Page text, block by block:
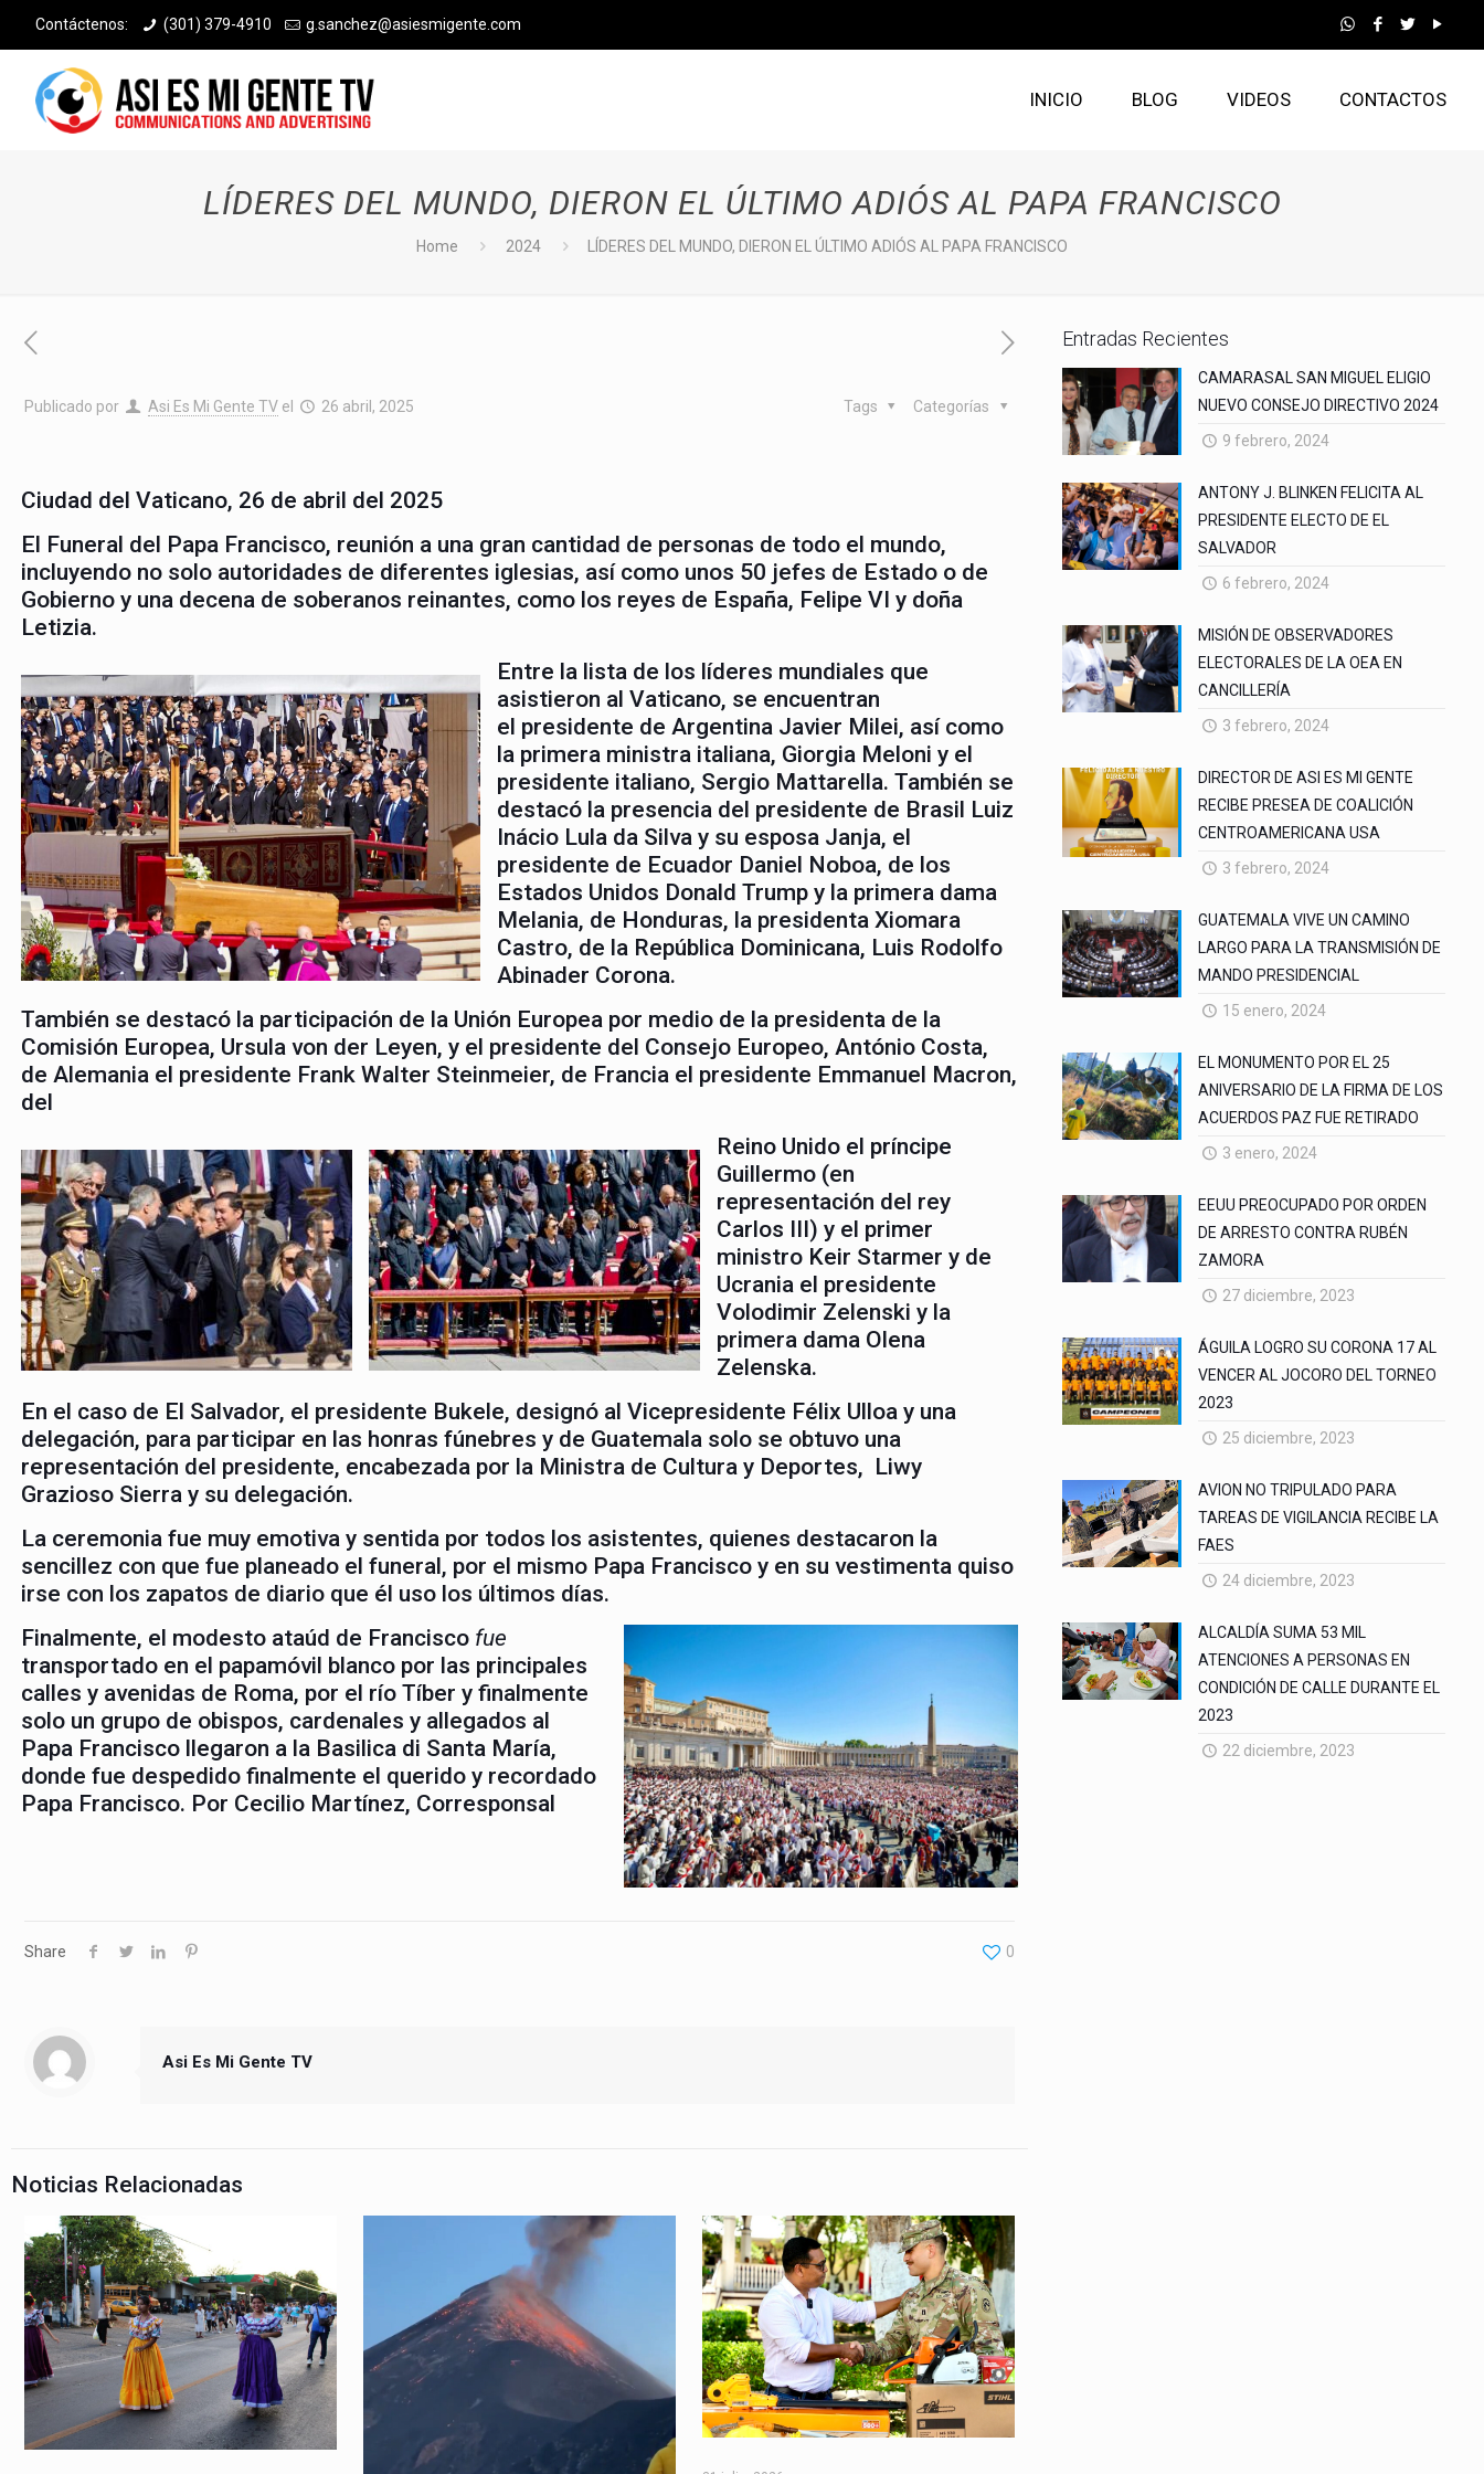
Contáctenos: (301) 379-4910 g.sanchez@asiesmigente.com
INICIO BLOG VIDEOS CONTACTOS
LÍDERES DEL MUNDO, DIERON EL ÚLTIMO ADIÓS AL PAPA FRANCISCO
Home 2024 LÍDERES DEL MUNDO, DIERON EL ÚLTIMO ADIÓS AL PAPA FRANCISCO
Publicado por Asi Es Mi Gente TV el 26 abril, 2025 Categorías
Tags
Ciudad del Vaticano, 26 de abril del 2025
El Funeral del Papa Francisco, reunión a una gran cantidad de personas de todo el mundo,
incluyendo no solo autoridades de diferentes iglesias, así como unos 50 jefes de Estado o de
Gobierno y una decena de soberanos reinantes, como los reyes de España, Felipe VI y doña
Letizia.
Entre la lista de los líderes mundiales que
asistieron al Vaticano, se encuentran
el presidente de Argentina Javier Milei, así como
la primera ministra italiana, Giorgia Meloni y el
presidente italiano, Sergio Mattarella. También se
destacó la presencia del presidente de Brasil Luiz
Inácio Lula da Silva y su esposa Janja, el
presidente de Ecuador Daniel Noboa, de los
Estados Unidos Donald Trump y la primera dama
Melania, de Honduras, la presidenta Xiomara
Castro, de la República Dominicana, Luis Rodolfo
Abinader Corona.
También se destacó la participación de la Unión Europea por medio de la presidenta de la
Comisión Europea, Ursula von der Leyen, y el presidente del Consejo Europeo, António Costa,
de Alemania el presidente Frank Walter Steinmeier, de Francia el presidente Emmanuel Macron,
del
Reino Unido el príncipe
Guillermo (en
representación del rey
Carlos III) y el primer
ministro Keir Starmer y de
Ucrania el presidente
Volodimir Zelenski y la
primera dama Olena
Zelenska.
En el caso de El Salvador, el presidente Bukele, designó al Vicepresidente Félix Ulloa y una
delegación, para participar en las honras fúnebres y de Guatemala solo se obtuvo una
representación del presidente, encabezada por la Ministra de Cultura y Deportes, Liwy
Grazioso Sierra y su delegación.
La ceremonia fue muy emotiva y sentida por todos los asistentes, quienes destacaron la
sencillez con que fue planeado el funeral, por el mismo Papa Francisco y en su vestimenta quiso
irse con los zapatos de diario que él uso los últimos días.
Finalmente, el modesto ataúd de Francisco fue
transportado en el papamóvil blanco por las principales
calles y avenidas de Roma, por el río Tíber y finalmente
solo un grupo de obispos, cardenales y allegados al
Papa Francisco llegaron a la Basilica di Santa María,
donde fue despedido finalmente el querido y recordado
Papa Francisco. Por Cecilio Martínez, Corresponsal
Share 0
Asi Es Mi Gente TV
Noticias Relacionadas
Entradas Recientes
CAMARASAL SAN MIGUEL ELIGIO
NUEVO CONSEJO DIRECTIVO 2024
9 febrero, 2024
ANTONY J. BLINKEN FELICITA AL
PRESIDENTE ELECTO DE EL
SALVADOR
6 febrero, 2024
MISIÓN DE OBSERVADORES
ELECTORALES DE LA OEA EN
CANCILLERÍA
3 febrero, 2024
DIRECTOR DE ASI ES MI GENTE
RECIBE PRESEA DE COALICIÓN
CENTROAMERICANA USA
3 febrero, 2024
GUATEMALA VIVE UN CAMINO
LARGO PARA LA TRANSMISIÓN DE
MANDO PRESIDENCIAL
15 enero, 2024
EL MONUMENTO POR EL 25
ANIVERSARIO DE LA FIRMA DE LOS
ACUERDOS PAZ FUE RETIRADO
3 enero, 2024
EEUU PREOCUPADO POR ORDEN
DE ARRESTO CONTRA RUBÉN
ZAMORA
27 diciembre, 2023
ÁGUILA LOGRO SU CORONA 17 AL
VENCER AL JOCORO DEL TORNEO
2023
25 diciembre, 2023
AVION NO TRIPULADO PARA
TAREAS DE VIGILANCIA RECIBE LA
FAES
24 diciembre, 2023
ALCALDÍA SUMA 53 MIL
ATENCIONES A PERSONAS EN
CONDICIÓN DE CALLE DURANTE EL
2023
22 diciembre, 2023